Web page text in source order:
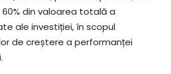
din valoarea totală a
ale investiției, în scopul
de creștere a performanței